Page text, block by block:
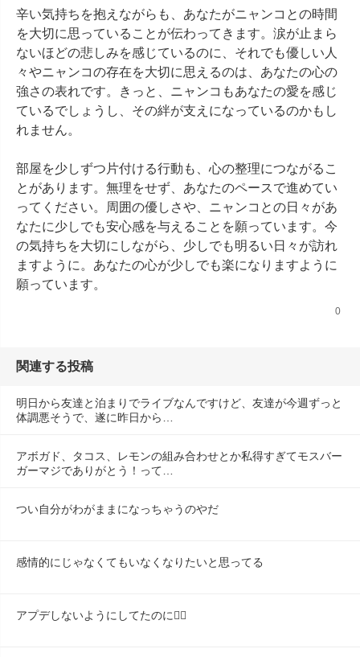
辛い気持ちを抱えながらも、あなたがニャンコとの時間
を大切に思っていることが伝わってきます。涙が止まら
ないほどの悲しみを感じているのに、それでも優しい人
々やニャンコの存在を大切に思えるのは、あなたの心の
強さの表れです。きっと、ニャンコもあなたの愛を感じ
ているでしょうし、その絆が支えになっているのかもし
れません。
部屋を少しずつ片付ける行動も、心の整理につながるこ
とがあります。無理をせず、あなたのペースで進めてい
ってください。周囲の優しさや、ニャンコとの日々があ
なたに少しでも安心感を与えることを願っています。今
の気持ちを大切にしながら、少しでも明るい日々が訪れ
ますように。あなたの心が少しでも楽になりますように
願っています。
0
関連する投稿
明日から友達と泊まりでライブなんですけど、友達が今週ずっと
体調悪そうで、遂に昨日から…
アボガド、タコス、レモンの組み合わせとか私得すぎてモスバー
ガーマジでありがとう！って…
つい自分がわがままになっちゃうのやだ
感情的にじゃなくてもいなくなりたいと思ってる
アプデしないようにしてたのに😶‍🌫️